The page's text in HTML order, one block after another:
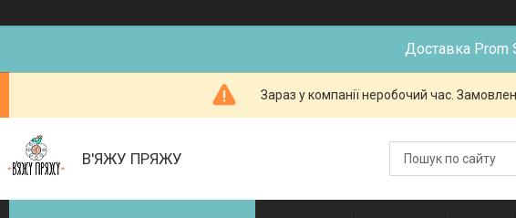
Доставка Prom
Зараз у компанії неробочий час.
В'ЯЖУ ПРЯЖУ